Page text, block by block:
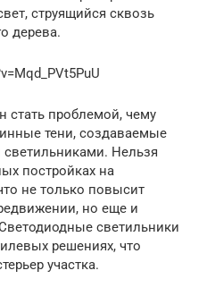
струящийся сквозь
дерева.
стать проблемой, чему
тени, создаваемые
Нельзя
постройках на
не только повысит
но еще и
светильники
решениях, что
участка.